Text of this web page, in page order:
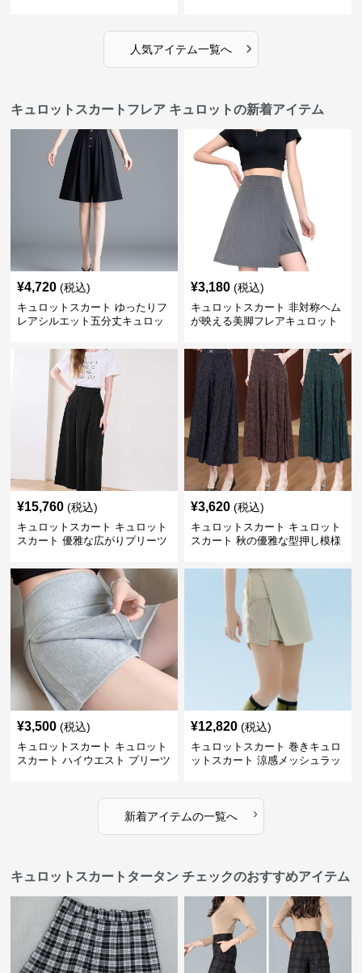
人気アイテム一覧へ ›
キュロットスカートフレア キュロットの新着アイテム
¥4,720 (税込)
キュロットスカート ゆったりフ
レアシルエット五分丈キュロッ
¥3,180 (税込)
キュロットスカート 非対称ヘム
が映える美脚フレアキュロット
¥15,760 (税込)
キュロットスカート キュロット
スカート 優雅な広がりプリーツ
¥3,620 (税込)
キュロットスカート キュロット
スカート 秋の優雅な型押し模様
¥3,500 (税込)
キュロットスカート キュロット
スカート ハイウエスト プリーツ
¥12,820 (税込)
キュロットスカート 巻きキュロ
ットスカート 涼感メッシュラッ
新着アイテムの一覧へ ›
キュロットスカートタータン チェックのおすすめアイテム